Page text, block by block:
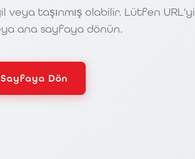
veya taşınmış olabilir. Lütfen URL'yi
ana sayfaya dönün.
Dön